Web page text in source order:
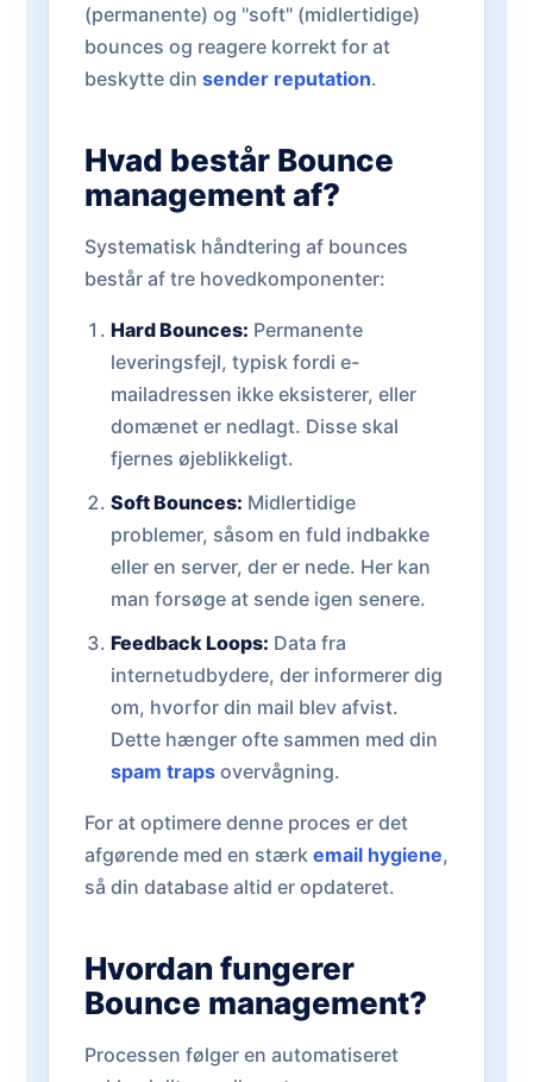
(permanente) og "soft" (midlertidige)
bounces og reagere korrekt for at
beskytte din sender reputation.
Hvad består Bounce
management af?
Systematisk håndtering af bounces
består af tre hovedkomponenter:
Hard Bounces: Permanente
leveringsfejl, typisk fordi e-
mailadressen ikke eksisterer, eller
domænet er nedlagt. Disse skal
fjernes øjeblikkeligt.
Soft Bounces: Midlertidige
problemer, såsom en fuld indbakke
eller en server, der er nede. Her kan
man forsøge at sende igen senere.
Feedback Loops: Data fra
internetudbydere, der informerer dig
om, hvorfor din mail blev afvist.
Dette hænger ofte sammen med din
spam trapsovervågning.
For at optimere denne proces er det
afgørende med en stærk email hygiene,
så din database altid er opdateret.
Hvordan fungerer
Bounce management?
Processen følger en automatiseret